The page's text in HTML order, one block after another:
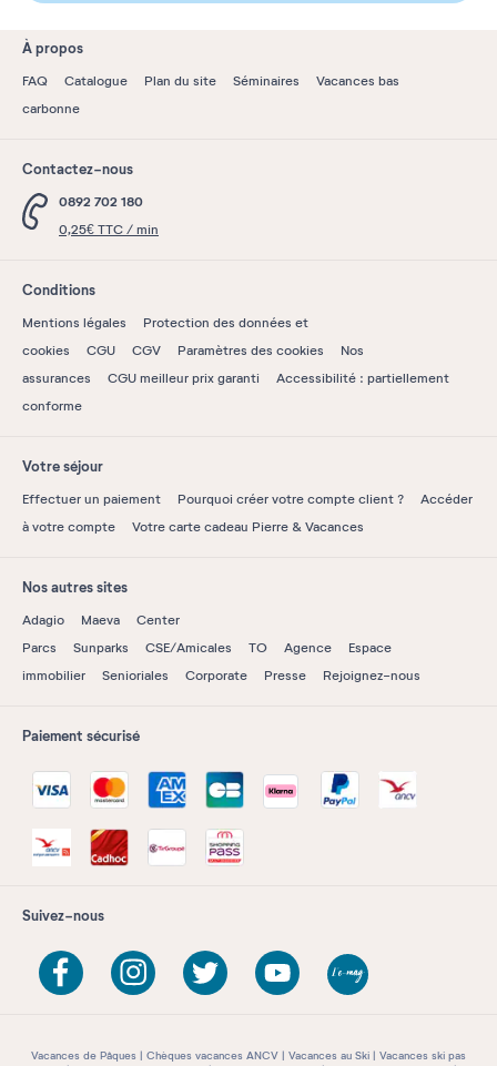
À propos
FAQ Catalogue Plan du site Séminaires
Vacances bas
carbonne
Contactez-nous
0892 702 180
0,25€ TTC / min
Conditions
Mentions légales
Protection des données et
cookies
CGU CGV Paramètres des cookies
Nos
assurances
CGU meilleur prix garanti
Accessibilité : partiellement
conforme
Votre séjour
Effectuer un paiement Pourquoi créer votre compte client ?
Accéder
à votre compte
Votre carte cadeau Pierre & Vacances
Nos autres sites
Adagio Maeva
Center
Parcs
Sunparks CSE/Amicales TO Agence
Espace
immobilier
Senioriales Corporate Presse Rejoignez-nous
Paiement sécurisé
Suivez-nous
Vacances de Pâques Chèques vacances ANCV Vacances au Ski
Vacances ski pas